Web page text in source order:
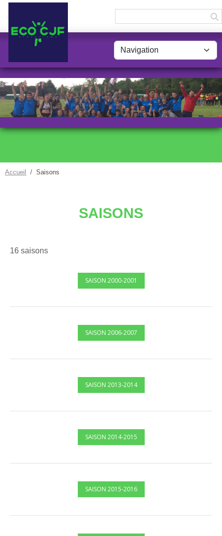
Accueil Saisons
SAISONS
16 saisons
SAISON 2000-2001
SAISON 2006-2007
SAISON 2013-2014
SAISON 2014-2015
SAISON 2015-2016